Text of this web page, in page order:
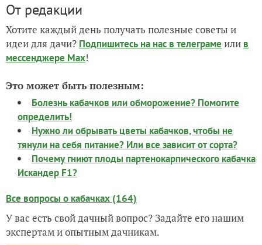
От редакции
Хотите каждый день получать полезные советы и
идеи для дачи? Подпишитесь на нас в телеграме или в
мессенджере Max!
Это может быть полезным:
Болезнь кабачков или обморожение? Помогите
определить!
Нужно ли обрывать цветы кабачков, чтобы не
тянули на себя питание? Или все зависит от сорта?
Почему гниют плоды партенокарпического кабачка
Искандер F1?
Все вопросы о кабачках (164)
У вас есть свой дачный вопрос? Задайте его нашим
экспертам и опытным дачникам.